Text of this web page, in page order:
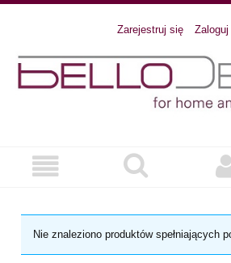
Zarejestruj się Zaloguj
Nie znaleziono produktów spełniających